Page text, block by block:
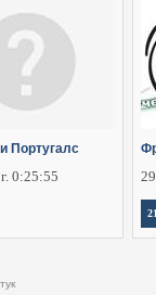
Португалс
0:25:55